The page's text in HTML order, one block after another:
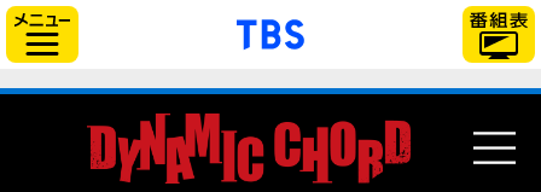
「TBSテレビ」トップ
NEWS